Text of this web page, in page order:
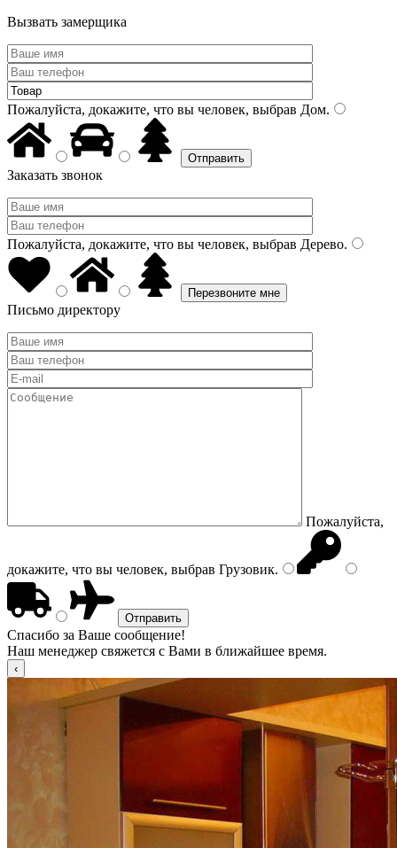
Вызвать замерщика
Пожалуйста, докажите, что вы человек, выбрав Дом.
Заказать звонок
Пожалуйста, докажите, что вы человек, выбрав Дерево.
Письмо директору
Пожалуйста,
докажите, что вы человек, выбрав Грузовик.
Спасибо за Ваше сообщение!
Наш менеджер свяжется с Вами в ближайшее время.